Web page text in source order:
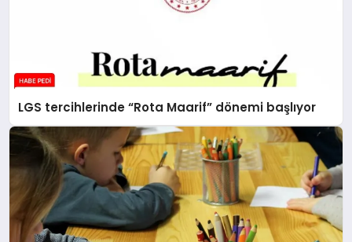
LGS tercihlerinde “Rota Maarif” dönemi başlıyor